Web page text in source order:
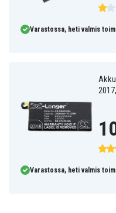
Varastossa, heti valmis
Varastossa, heti valmis